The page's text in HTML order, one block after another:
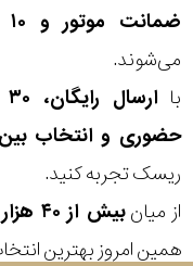
ضمانت موتور و ۱۰ سال تعویض رایگان باتری
می‌شوند.
با
حضوری و انتخاب بین ۳ محصول
ریسک تجربه کنید.
از میانبیش از ۴۰ هزار مدل ساعت و اکسسوری اورجینال
همین امروز بهترین
جنس
بند